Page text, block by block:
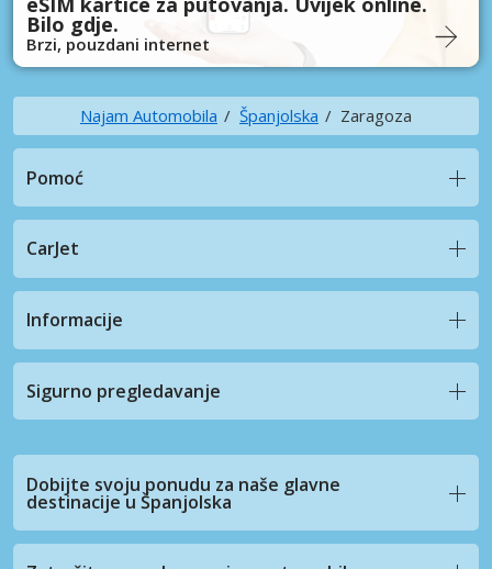
Bilo gdje.
Brzi, pouzdani internet
Najam Automobila Španjolska Zaragoza
Pomoć
CarJet
Informacije
Sigurno pregledavanje
Dobijte svoju ponudu za naše glavne
destinacije u Španjolska